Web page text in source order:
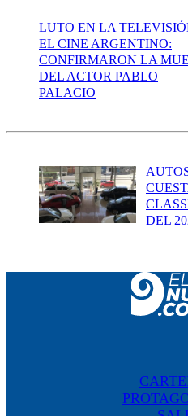
LUTO EN LA
EL CINE ARGENTINO:
CONFIRMARON LA
DEL ACTOR PABLO
PALACIO
DEL